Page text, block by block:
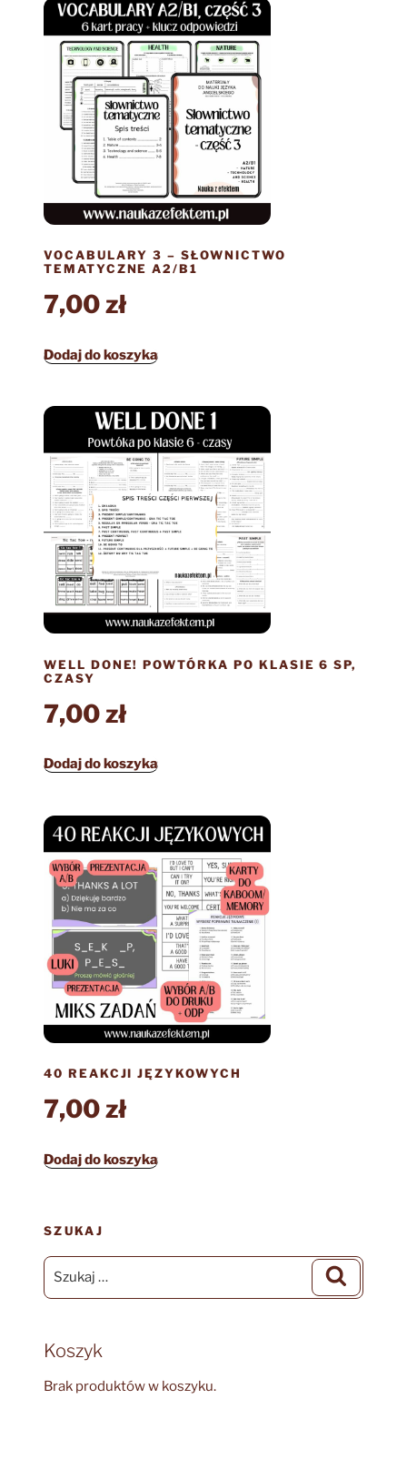
VOCABULARY 3 – SŁOWNICTWO
TEMATYCZNE A2/B1
7,00zł
Dodaj do koszyka
WELL DONE! POWTÓRKA PO KLASIE 6 SP,
CZASY
7,00zł
Dodaj do koszyka
40 REAKCJI JĘZYKOWYCH
7,00zł
Dodaj do koszyka
SZUKAJ
Szukaj:
Koszyk
Brak produktów w koszyku.